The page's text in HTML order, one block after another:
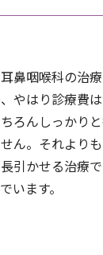
鼻咽喉科の治
やはり診療費
ろんしっかり
ん。それより
引かせる治療
います。